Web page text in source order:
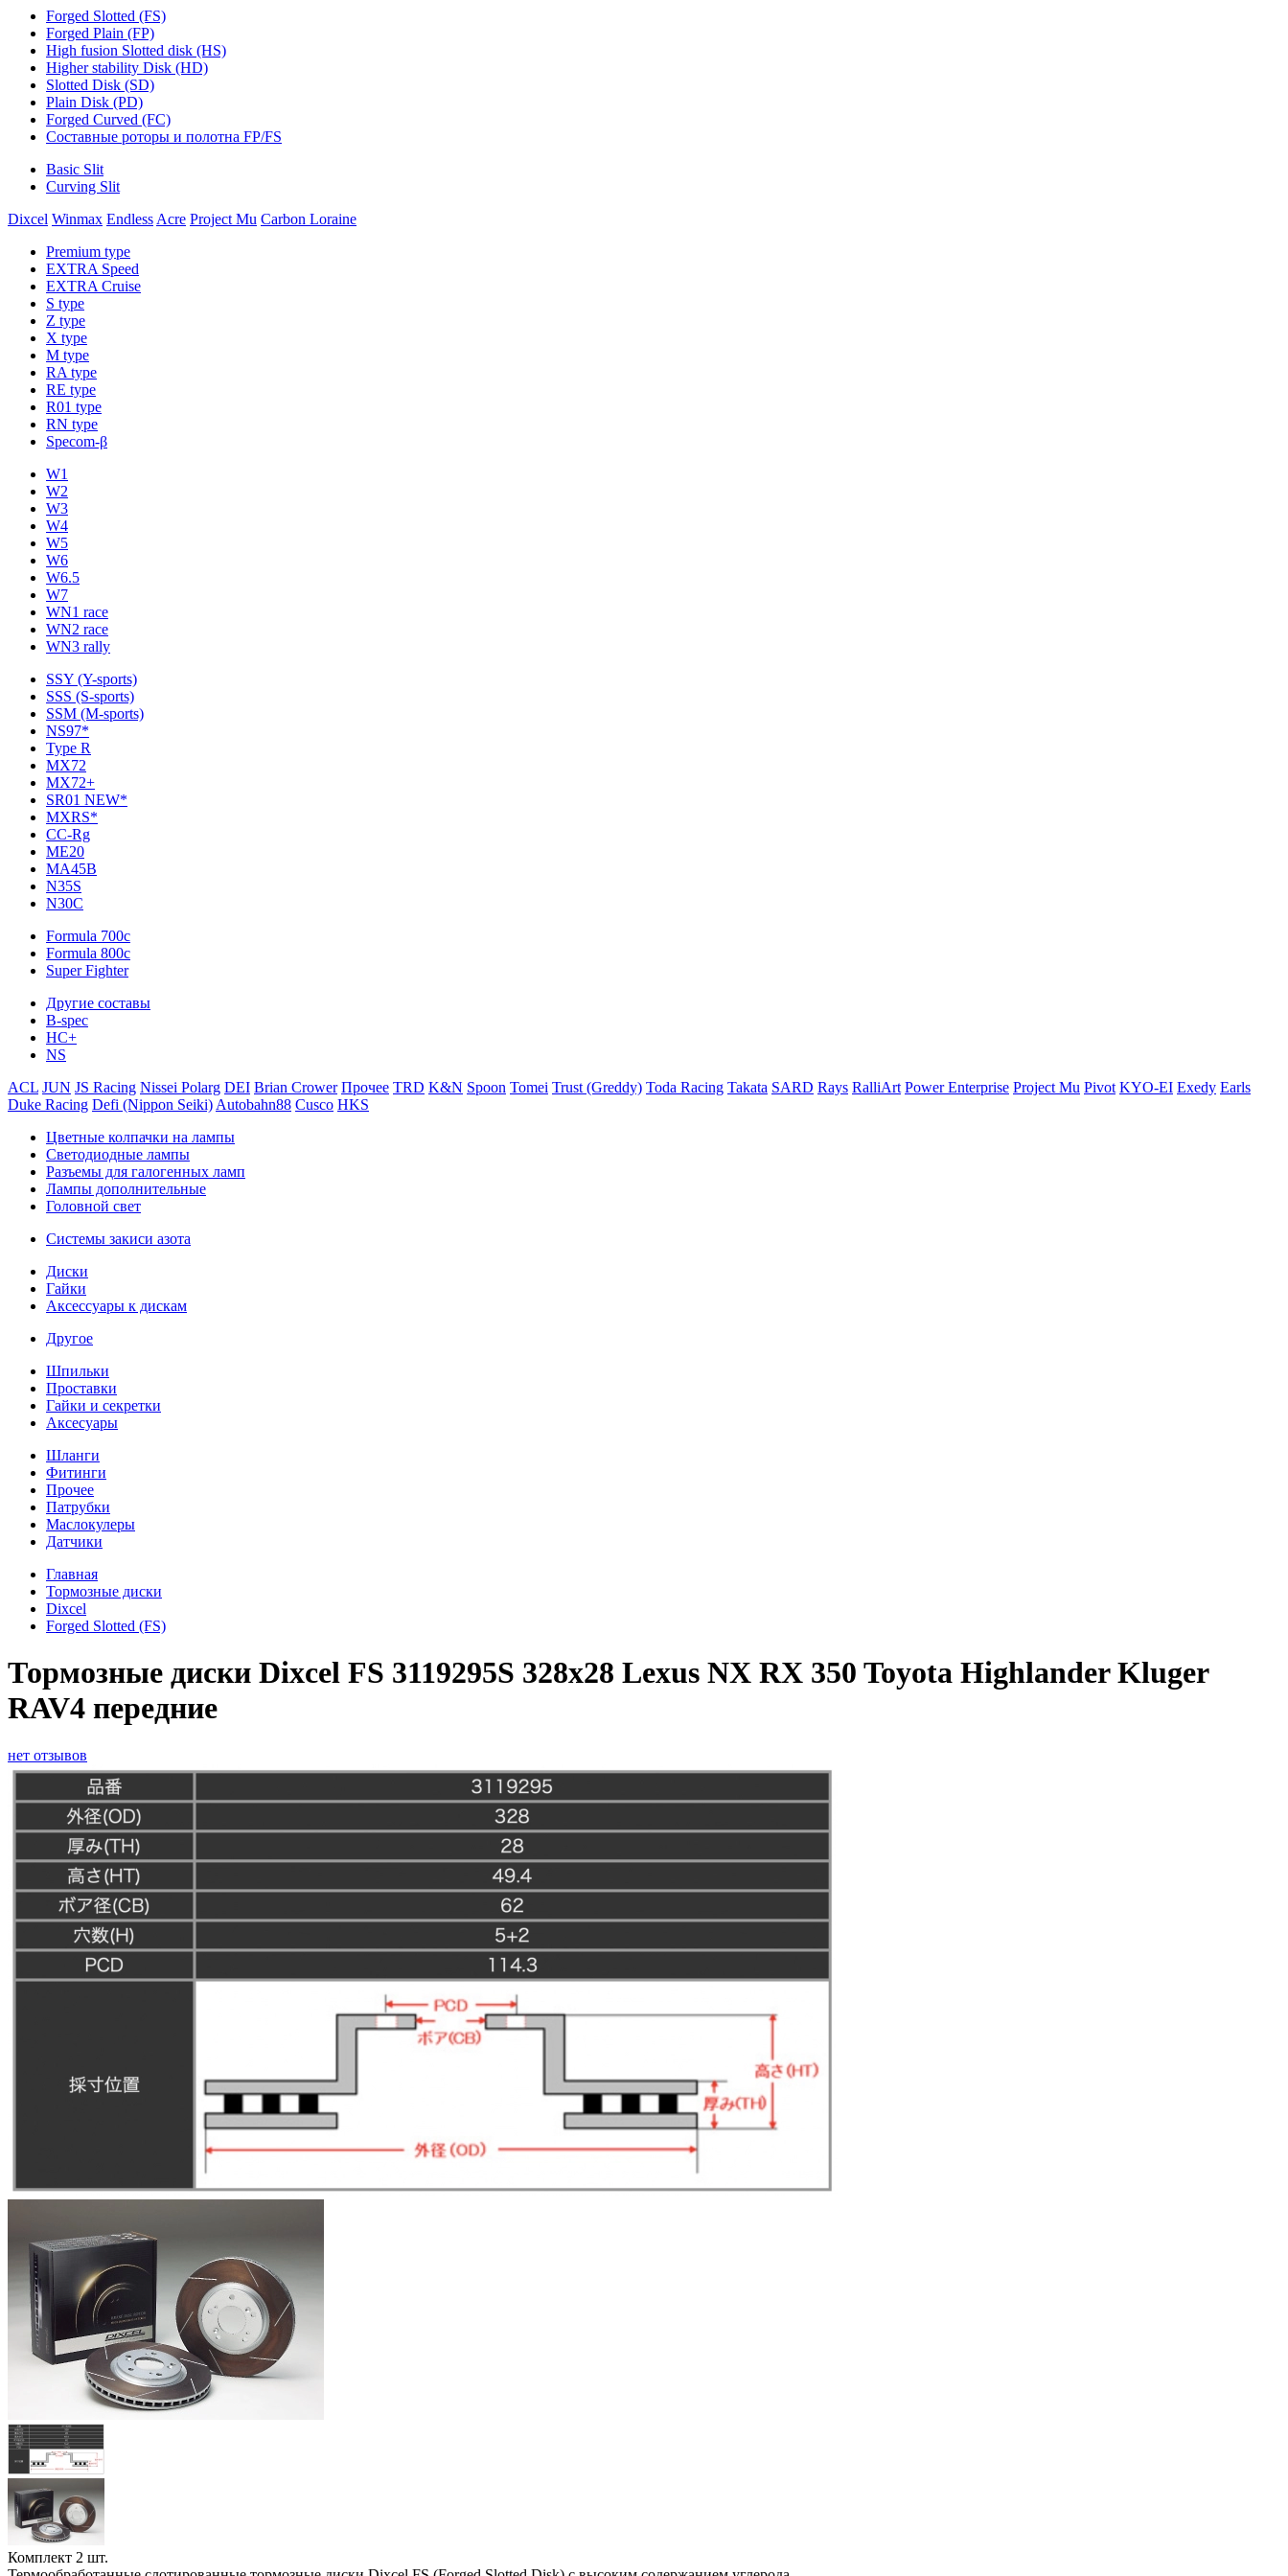
Forged Slotted (FS)
Forged Plain (FP)
High fusion Slotted disk (HS)
Higher stability Disk (HD)
Slotted Disk (SD)
Plain Disk (PD)
Forged Curved (FC)
Составные роторы и полотна FP/FS
Basic Slit
Curving Slit
Dixcel Winmax Endless Acre Project Mu Carbon Loraine
Premium type
EXTRA Speed
EXTRA Cruise
S type
Z type
X type
M type
RA type
RE type
R01 type
RN type
Specom-β
W1
W2
W3
W4
W5
W6
W6.5
W7
WN1 race
WN2 race
WN3 rally
SSY (Y-sports)
SSS (S-sports)
SSM (M-sports)
NS97*
Type R
MX72
MX72+
SR01 NEW*
MXRS*
CC-Rg
ME20
MA45B
N35S
N30C
Formula 700c
Formula 800c
Super Fighter
Другие составы
B-spec
HC+
NS
ACL JUN JS Racing Nissei Polarg DEI Brian Crower Прочее TRD K&N Spoon Tomei Trust (Greddy) Toda Racing Takata SARD Rays RalliArt Power Enterprise Project Mu Pivot KYO-EI Exedy Earls
Duke Racing Defi (Nippon Seiki) Autobahn88 Cusco HKS
Цветные колпачки на лампы
Светодиодные лампы
Разъемы для галогенных ламп
Лампы дополнительные
Головной свет
Системы закиси азота
Диски
Гайки
Аксессуары к дискам
Другое
Шпильки
Проставки
Гайки и секретки
Аксесуары
Шланги
Фитинги
Прочее
Патрубки
Маслокулеры
Датчики
Главная
Тормозные диски
Dixcel
Forged Slotted (FS)
Тормозные диски Dixcel FS 3119295S 328x28 Lexus NX RX 350 Toyota Highlander Kluger
RAV4 передние
нет отзывов
Комплект 2 шт.